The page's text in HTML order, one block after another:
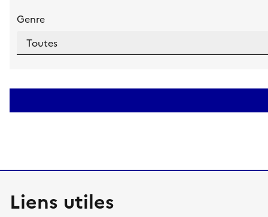
Genre
Liens utiles